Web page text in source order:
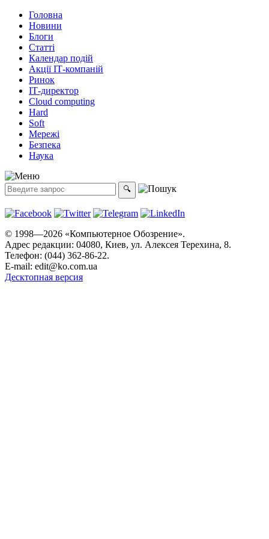
Головна
Новини
Блоги
Статті
Календар подій
Акції ІТ-компаній
Ринок
ІТ-директор
Cloud computing
Hard
Soft
Мережі
Безпека
Наука
© 1998—2026 «Компьютерное Обозрение».
Адрес редакции: 04080, Киев, ул. Алексея Терехина, 8.
Телефон: (044) 362-86-22.
E-mail: edit@ko.com.ua
Десктопная версия